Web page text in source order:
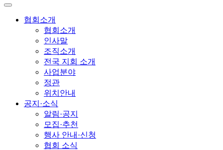
협회소개
협회소개
인사말
조직소개
전국 지회 소개
사업분야
정관
위치안내
공지·소식
알림·공지
모집·추천
행사 안내·신청
협회 소식